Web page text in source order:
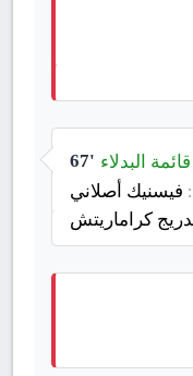
67' قائمة البدلاء
فيسنيك أصلاني
كراماريتش